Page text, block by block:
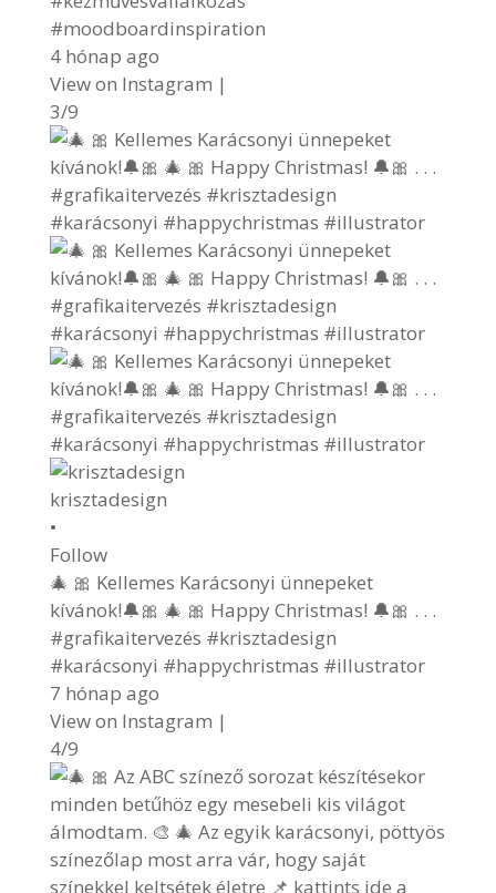
#moodboardinspiration
4 hónap ago
View on Instagram |
3/9
krisztadesign
•
Follow
🎄 🎀 Kellemes Karácsonyi ünnepeket
kívánok!🔔🎀 🎄 🎀 Happy Christmas! 🔔🎀 . . .
#grafikaitervezés #krisztadesign
#karácsonyi #happychristmas #illustrator
7 hónap ago
View on Instagram |
4/9